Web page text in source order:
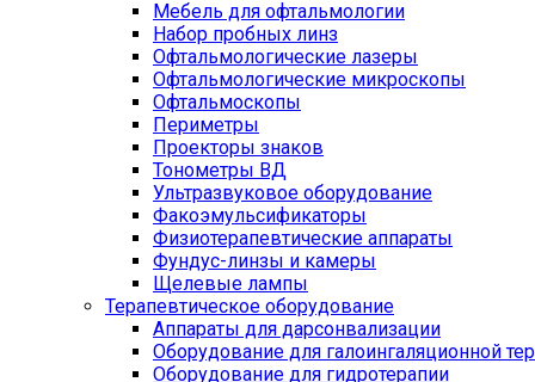
Мебель для офтальмологии
Набор пробных линз
Офтальмологические лазеры
Офтальмологические микроскопы
Офтальмоскопы
Периметры
Проекторы знаков
Тонометры ВД
Ультразвуковое оборудование
Факоэмульсификаторы
Физиотерапевтические аппараты
Фундус-линзы и камеры
Щелевые лампы
Терапевтическое оборудование
Аппараты для дарсонвализации
Оборудование для галоингаляционной
Оборудование для гидротерапии